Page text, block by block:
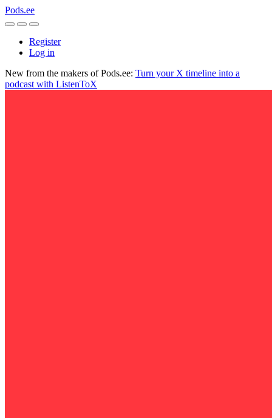
Pods.ee
Register
Log in
New from the makers of Pods.ee: Turn your X timeline into a
podcast with ListenToX